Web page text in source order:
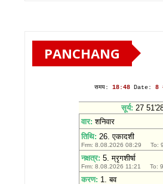
PANCHANG